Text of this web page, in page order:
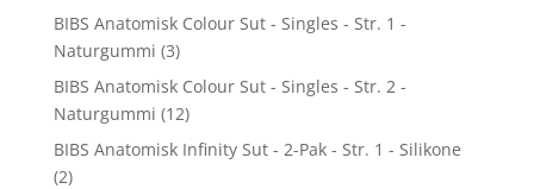
BIBS Anatomisk Colour Sut - Singles - Str. 1 -
Naturgummi (3)
BIBS Anatomisk Colour Sut - Singles - Str. 2 -
Naturgummi (12)
BIBS Anatomisk Infinity Sut - 2-Pak - Str. 1 - Silikone
(2)